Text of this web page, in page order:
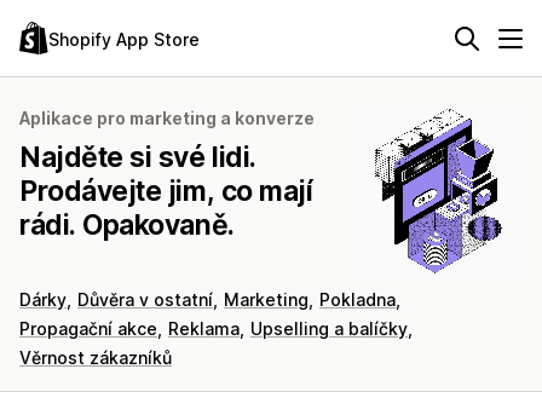
Shopify App Store
Aplikace pro marketing a konverze
Najděte si své lidi.
Prodávejte jim, co mají
rádi. Opakovaně.
Dárky Důvěra v ostatní Marketing
Pokladna
Propagační akce
Reklama Upselling a balíčky
Věrnost zákazníků